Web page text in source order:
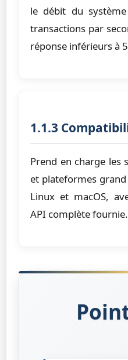
le débit du
transactions par
réponse inférieurs à
1.1.3
Prend en charge les
et plateformes
Linux et macOS,
API complète fournie.